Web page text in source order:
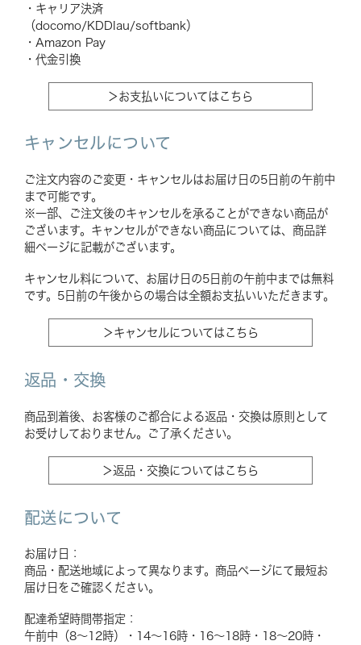
・キャリア決済
（docomo/KDDIau/softbank）
・Amazon Pay
・代金引換
＞お支払いについてはこちら
キャンセルについて
ご注文内容のご変更・キャンセルはお届け日の5日前の午前中
まで可能です。
※一部、ご注文後のキャンセルを承ることができない商品が
ございます。キャンセルができない商品については、商品詳
細ページに記載がございます。
キャンセル料について、お届け日の5日前の午前中までは無料
です。5日前の午後からの場合は全額お支払いいただきます。
＞キャンセルについてはこちら
返品・交換
商品到着後、お客様のご都合による返品・交換は原則として
お受けしておりません。ご了承ください。
＞返品・交換についてはこちら
配送について
お届け日：
商品・配送地域によって異なります。商品ページにて最短お
届け日をご確認ください。
配達希望時間帯指定：
午前中（8〜12時）・14〜16時・16〜18時・18〜20時・